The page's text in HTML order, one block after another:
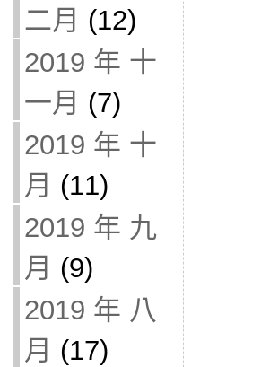
二月 (12)
2019 年 十
一月 (7)
2019 年 十
月 (11)
2019 年 九
月 (9)
2019 年 八
月 (17)